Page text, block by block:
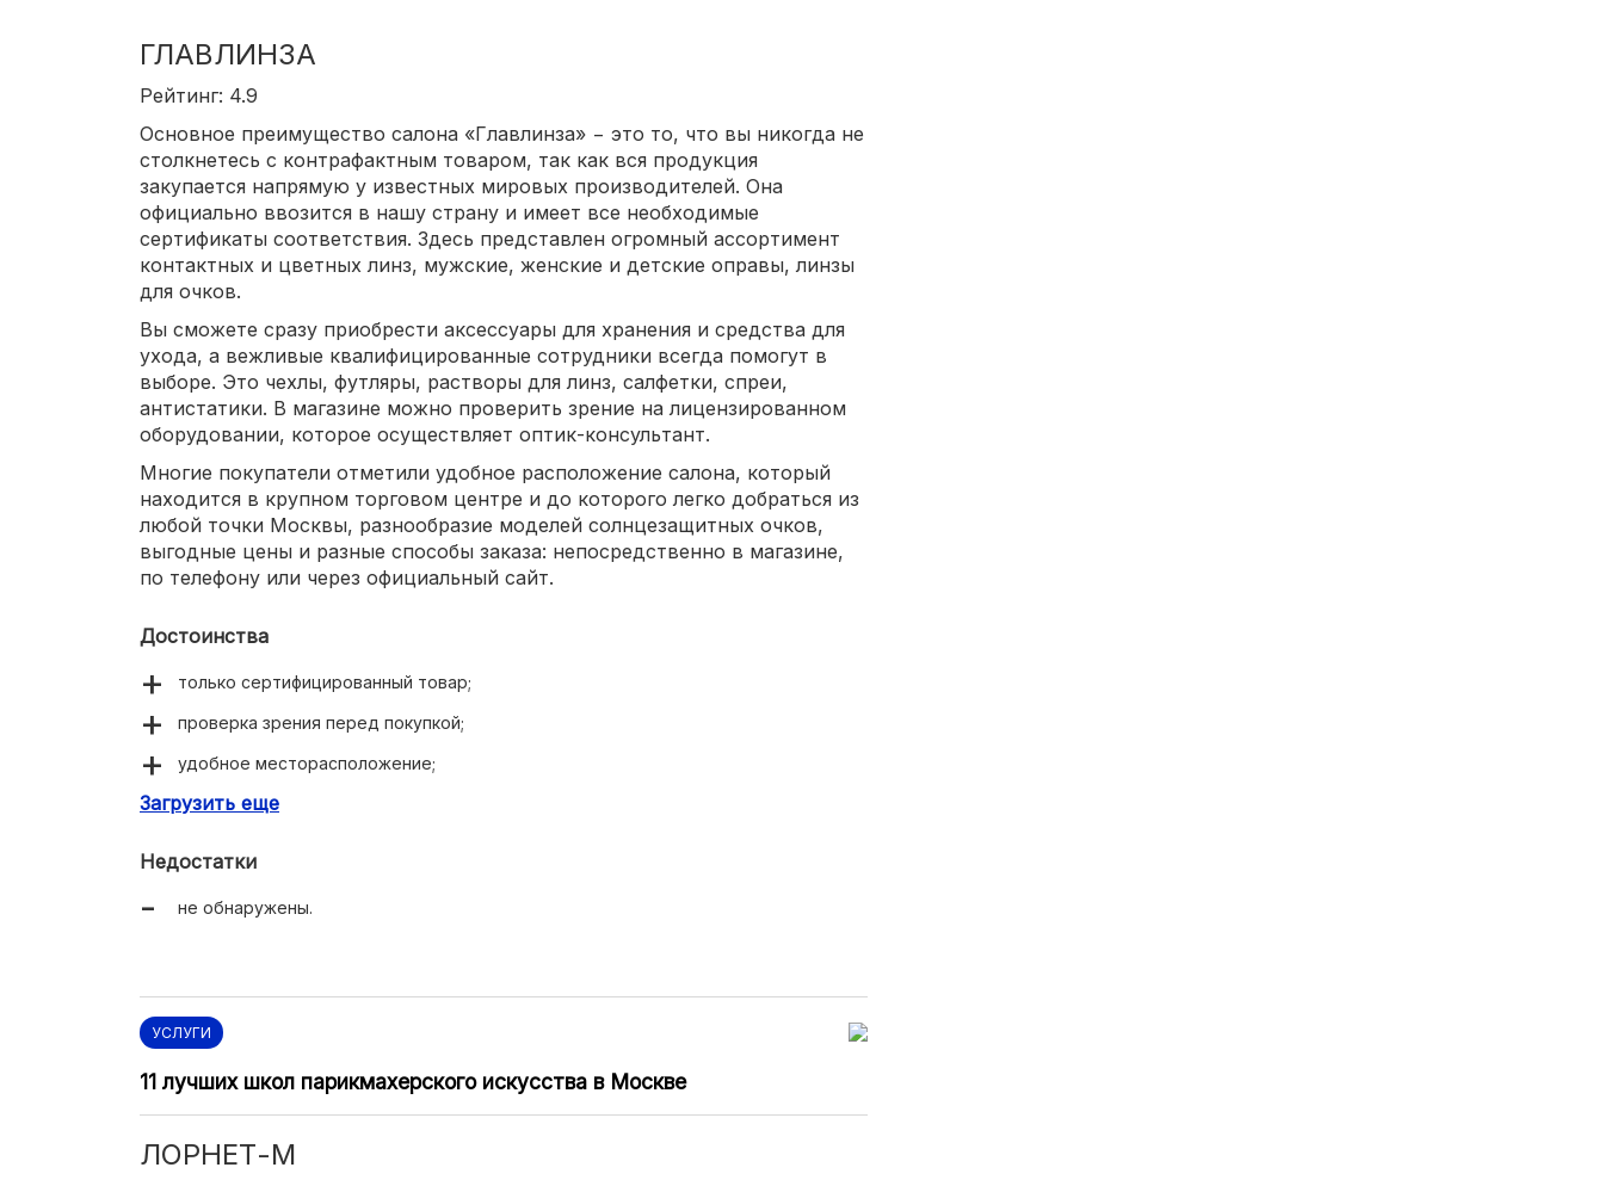
ГЛАВЛИНЗА
Рейтинг: 4.9
Основное преимущество салона «Главлинза» − это то, что вы никогда не
столкнетесь с контрафактным товаром, так как вся продукция
закупается напрямую у известных мировых производителей. Она
официально ввозится в нашу страну и имеет все необходимые
сертификаты соответствия. Здесь представлен огромный ассортимент
контактных и цветных линз, мужские, женские и детские оправы, линзы
для очков.
Вы сможете сразу приобрести аксессуары для хранения и средства для
ухода, а вежливые квалифицированные сотрудники всегда помогут в
выборе. Это чехлы, футляры, растворы для линз, салфетки, спреи,
антистатики. В магазине можно проверить зрение на лицензированном
оборудовании, которое осуществляет оптик-консультант.
Многие покупатели отметили удобное расположение салона, который
находится в крупном торговом центре и до которого легко добраться из
любой точки Москвы, разнообразие моделей солнцезащитных очков,
выгодные цены и разные способы заказа: непосредственно в магазине,
по телефону или через официальный сайт.
Достоинства
только сертифицированный товар;
проверка зрения перед покупкой;
удобное месторасположение;
большой ассортимент;
Загрузить еще
Недостатки
не обнаружены.
УСЛУГИ
11 лучших школ парикмахерского искусства в Москве
ЛОРНЕТ-М